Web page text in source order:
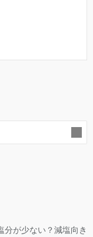
分が少ない？減塩向き